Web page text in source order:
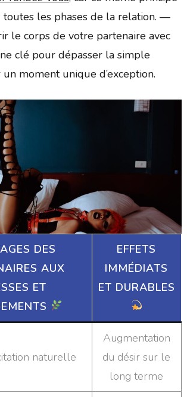
toutes les phases de la relation. —
le corps de votre partenaire avec
clé pour dépasser la simple
moment unique d’exception.
DES
AUX
ET
EFFETS
IMMÉDIATS
ET DURABLES
naturelle
Augmentation
du désir sur le
long terme